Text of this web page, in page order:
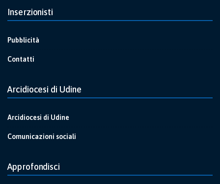
Inserzionisti
Pubblicità
Contatti
Arcidiocesi di Udine
Arcidiocesi di Udine
Comunicazioni sociali
Approfondisci